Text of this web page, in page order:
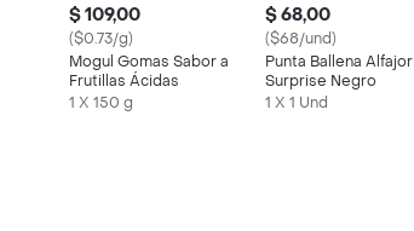
$ 109,00
($0.73/g)
Mogul Gomas Sabor a
Frutillas Ácidas
1 X 150 g
$ 68,00
($68/und)
Punta Ballena Alfajor
Surprise Negro
1 X 1 Und